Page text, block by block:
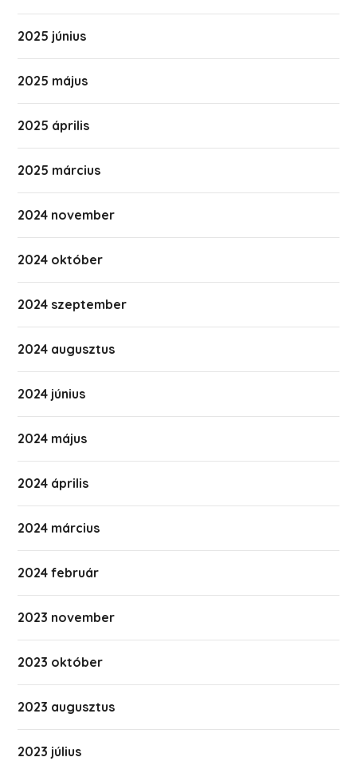
2025 június
2025 május
2025 április
2025 március
2024 november
2024 október
2024 szeptember
2024 augusztus
2024 június
2024 május
2024 április
2024 március
2024 február
2023 november
2023 október
2023 augusztus
2023 július